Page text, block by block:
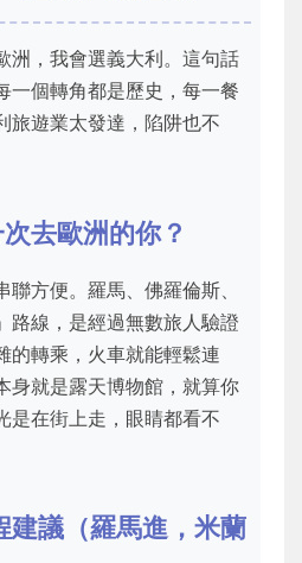
洲，我會選義大利。這句話
一個轉角都是歷史，每一餐
旅遊業太發達，陷阱也不
去歐洲的你？
方便。羅馬、佛羅倫斯、
路線，是經過無數旅人驗證
的轉乘，火車就能輕鬆連
身就是露天博物館，就算你
是在街上走，眼睛都看不
議（羅馬進，米蘭